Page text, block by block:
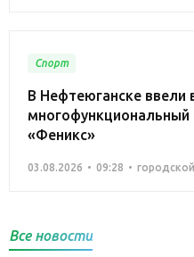
Спорт
В Нефтеюганске ввели
многофункциональный
«Феникс»
03.08.2026 09:28
Все новости